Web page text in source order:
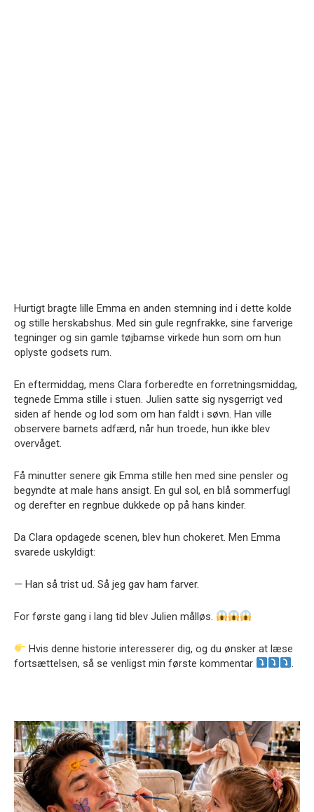
Hurtigt bragte lille Emma en anden stemning ind i dette kolde
og stille herskabshus. Med sin gule regnfrakke, sine farverige
tegninger og sin gamle tøjbamse virkede hun som om hun
oplyste godsets rum.
En eftermiddag, mens Clara forberedte en forretningsmiddag,
tegnede Emma stille i stuen. Julien satte sig nysgerrigt ved
siden af hende og lod som om han faldt i søvn. Han ville
observere barnets adfærd, når hun troede, hun ikke blev
overvåget.
Få minutter senere gik Emma stille hen med sine pensler og
begyndte at male hans ansigt. En gul sol, en blå sommerfugl
og derefter en regnbue dukkede op på hans kinder.
Da Clara opdagede scenen, blev hun chokeret. Men Emma
svarede uskyldigt:
— Han så trist ud. Så jeg gav ham farver.
For første gang i lang tid blev Julien målløs.
Hvis denne historie interesserer dig, og du ønsker at læse
fortsættelsen, så se venligst min første kommentar
.